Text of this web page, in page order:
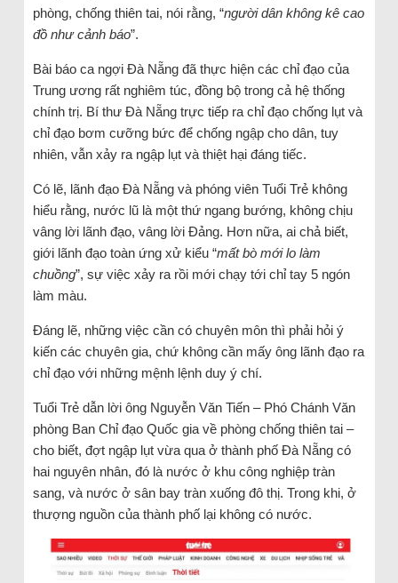
phòng, chống thiên tai, nói rằng, “người dân không kê cao
đồ như cảnh báo”.
Bài báo ca ngợi Đà Nẵng đã thực hiện các chỉ đạo của
Trung ương rất nghiêm túc, đồng bộ trong cả hệ thống
chính trị. Bí thư Đà Nẵng trực tiếp ra chỉ đạo chống lụt và
chỉ đạo bơm cưỡng bức để chống ngập cho dân, tuy
nhiên, vẫn xảy ra ngập lụt và thiệt hại đáng tiếc.
Có lẽ, lãnh đạo Đà Nẵng và phóng viên Tuổi Trẻ không
hiểu rằng, nước lũ là một thứ ngang bướng, không chịu
vâng lời lãnh đạo, vâng lời Đảng. Hơn nữa, ai chả biết,
giới lãnh đạo toàn ứng xử kiểu “mất bò mới lo làm
chuồng”, sự việc xảy ra rồi mới chạy tới chỉ tay 5 ngón
làm màu.
Đáng lẽ, những việc cần có chuyên môn thì phải hỏi ý
kiến các chuyên gia, chứ không cần mấy ông lãnh đạo ra
chỉ đạo với những mệnh lệnh duy ý chí.
Tuổi Trẻ dẫn lời ông Nguyễn Văn Tiến – Phó Chánh Văn
phòng Ban Chỉ đạo Quốc gia về phòng chống thiên tai –
cho biết, đợt ngập lụt vừa qua ở thành phố Đà Nẵng có
hai nguyên nhân, đó là nước ở khu công nghiệp tràn
sang, và nước ở sân bay tràn xuống đô thị. Trong khi, ở
thượng nguồn của thành phố lại không có nước.